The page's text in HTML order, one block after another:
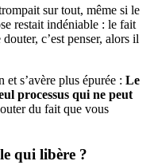
sur tout, même si le
restait indéniable : le fait
c’est penser, alors il
s’avère plus épurée : Le
processus qui ne peut
du fait que vous
qui libère ?